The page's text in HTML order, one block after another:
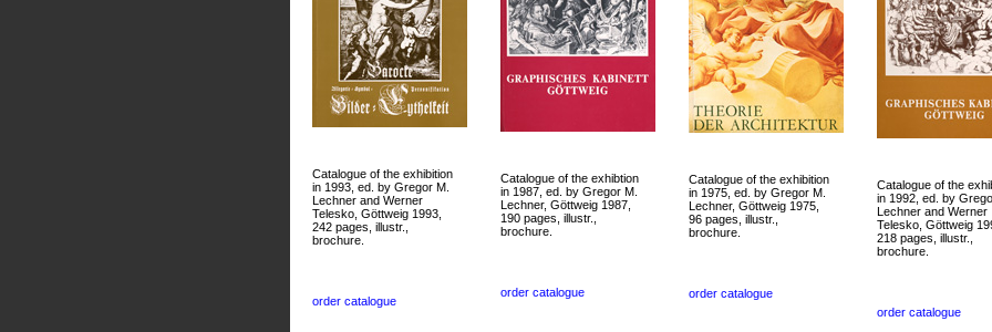
Catalogue of the exhibition
in 1993, ed. by Gregor M.
Lechner and Werner
Telesko, Göttweig 1993,
242 pages, illustr.,
brochure.
order catalogue
Catalogue of the exhibtion
in 1987, ed. by Gregor M.
Lechner, Göttweig 1987,
190 pages, illustr.,
brochure.
order catalogue
Catalogue of the exhibition
in 1975, ed. by Gregor M.
Lechner, Göttweig 1975,
96 pages, illustr.,
brochure.
order catalogue
Catalogue of the
in 1992, ed. by
Lechner and Werner
Telesko, Göttweig
218 pages, illustr.,
brochure.
order catalogue